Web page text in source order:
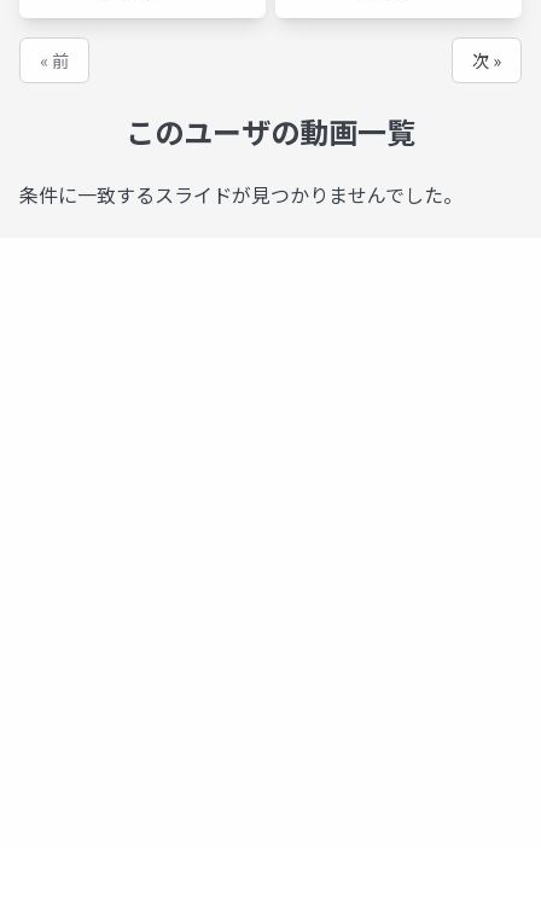
« 前 次 »
このユーザの動画一覧
条件に一致するスライドが見つかりませんでした。